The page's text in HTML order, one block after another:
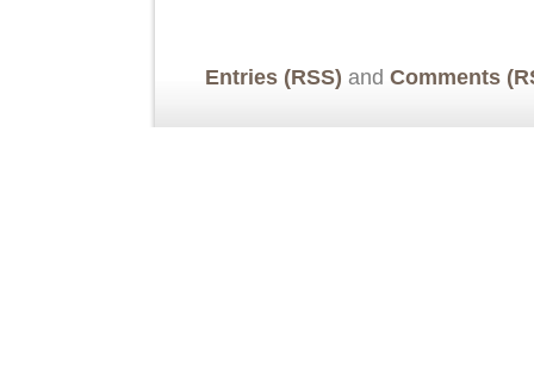
Entries (RSS) and Comments